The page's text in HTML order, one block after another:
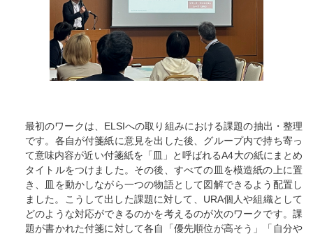
最初のワークは、ELSIへの取り組みにおける課題の抽出・整理
です。各自が付箋紙に意見を出した後、グループ内で持ち寄っ
て意味内容が近い付箋紙を「皿」と呼ばれるA4大の紙にまとめ
タイトルをつけました。その後、すべての皿を模造紙の上に置
き、皿を動かしながら一つの物語として図解できるよう配置し
ました。こうして出した課題に対して、URA個人や組織として
どのような対応ができるのかを考えるのが次のワークです。課
題が書かれた付箋に対して各自「優先順位が高そう」「自分や